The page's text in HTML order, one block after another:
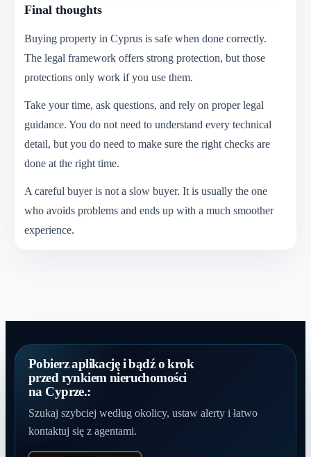
Final thoughts
Buying property in Cyprus is safe when done correctly.
The legal framework offers strong protection, but those
protections only work if you use them.
Take your time, ask questions, and rely on proper legal
guidance. You do not need to understand every technical
detail, but you do need to make sure the right checks are
done at the right time.
A careful buyer is not a slow buyer. It is usually the one
who avoids problems and ends up with a much smoother
experience.
Pobierz aplikację i bądź o krok
przed rynkiem nieruchomości
na Cyprze.:
Szukaj szybciej według okolicy, ustaw alerty i łatwo
kontaktuj się z agentami.